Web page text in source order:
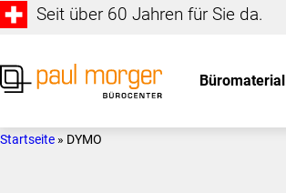
Zur
springen
Skip
main
Seit über 60 Jahren für Sie da.
Morger
individuell
Büromaterial
Startseite » DYMO